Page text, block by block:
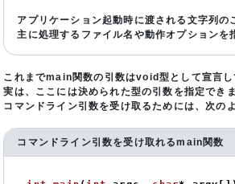
アプリケーション起動時に渡される文字列の
主に処理するファイル名や動作オプションを
これまでmain関数の引数はvoid型として宣言し
実は、ここには決められた型の引数を指定できま
コマンドライン引数を受け取るためには、次の
コマンドライン引数を受け取れるmain関数